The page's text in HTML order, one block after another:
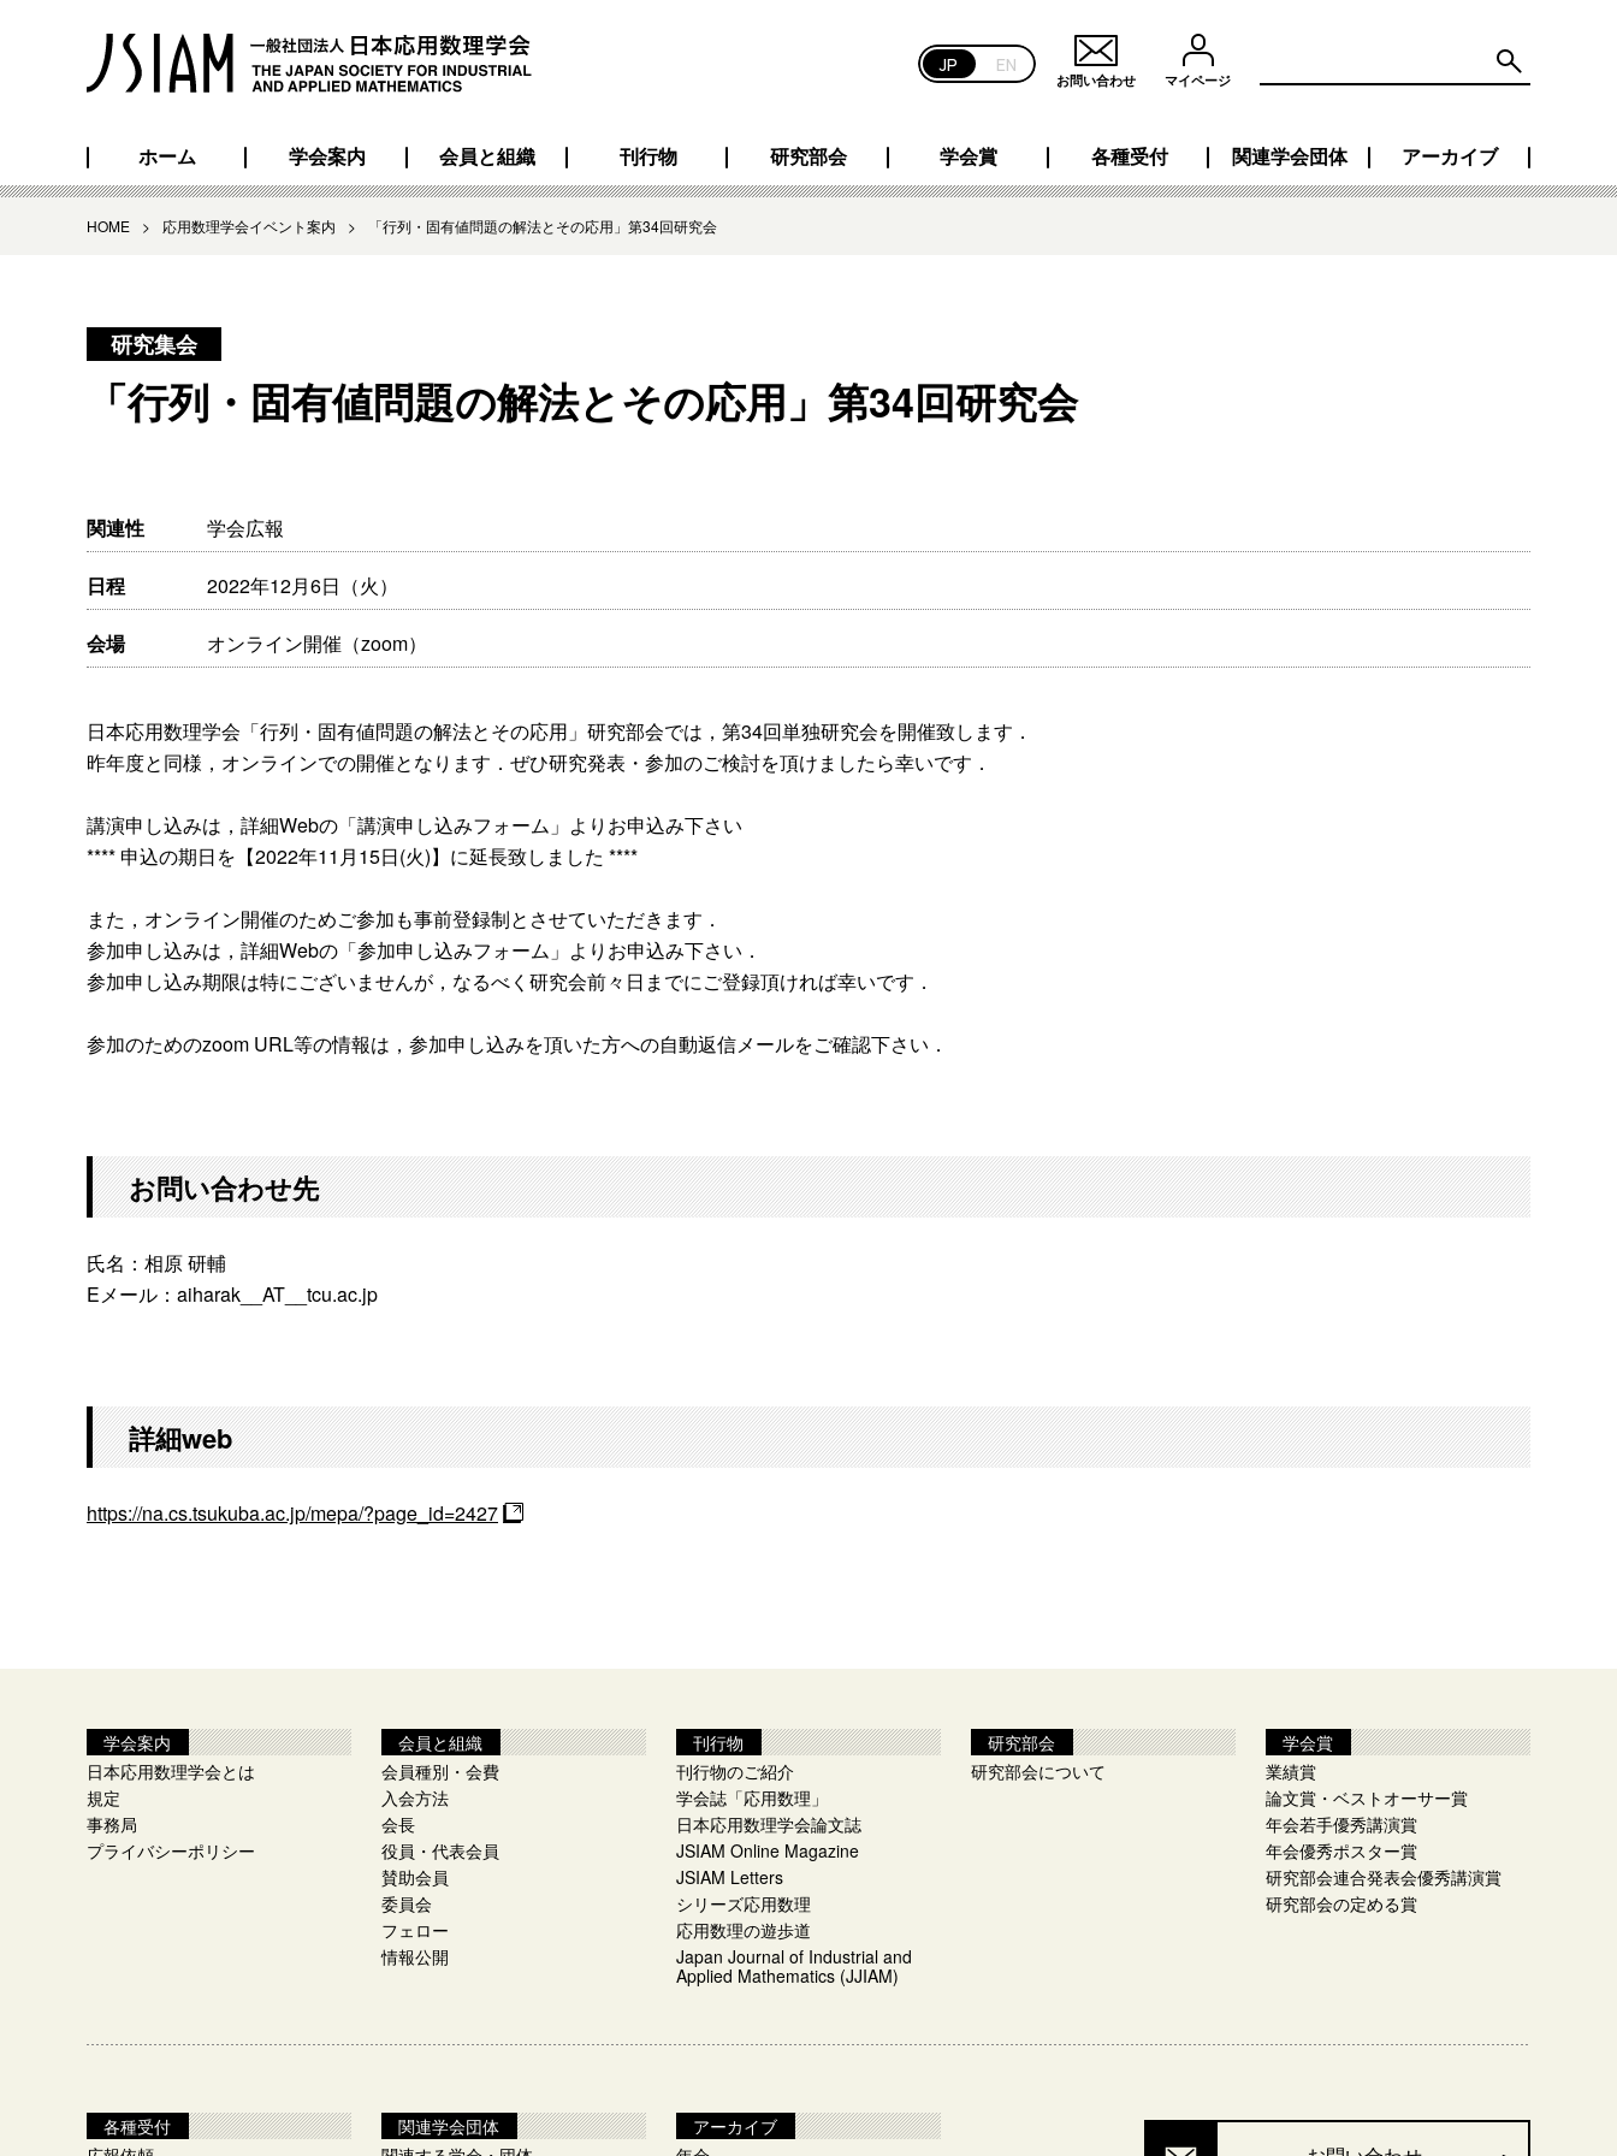
JP EN
お問い合わせ マイページ
ホーム 学会案内 会員と組織 刊行物 研究部会 学会賞 各種受付 関連学会団体 アーカイブ
HOME > 応用数理学会イベント案内 > 「行列・固有値問題の解法とその応用」第34回研究会
研究集会
「行列・固有値問題の解法とその応用」第34回研究会
関連性 学会広報
日程 2022年12月6日（火）
会場 オンライン開催（zoom）
日本応用数理学会「行列・固有値問題の解法とその応用」研究部会では，第34回単独研究会を開催致します．
昨年度と同様，オンラインでの開催となります．ぜひ研究発表・参加のご検討を頂けましたら幸いです．
講演申し込みは，詳細Webの「講演申し込みフォーム」よりお申込み下さい
**** 申込の期日を【2022年11月15日(火)】に延長致しました ****
また，オンライン開催のためご参加も事前登録制とさせていただきます．
参加申し込みは，詳細Webの「参加申し込みフォーム」よりお申込み下さい．
参加申し込み期限は特にございませんが，なるべく研究会前々日までにご登録頂ければ幸いです．
参加のためのzoom URL等の情報は，参加申し込みを頂いた方への自動返信メールをご確認下さい．
お問い合わせ先
氏名：相原 研輔
Eメール：aiharak__AT__tcu.ac.jp
詳細web
https://na.cs.tsukuba.ac.jp/mepa/?page_id=2427
学会案内
日本応用数理学会とは
規定
事務局
プライバシーポリシー
会員と組織
会員種別・会費
入会方法
会長
役員・代表会員
賛助会員
委員会
フェロー
情報公開
刊行物
刊行物のご紹介
学会誌「応用数理」
日本応用数理学会論文誌
JSIAM Online Magazine
JSIAM Letters
シリーズ応用数理
応用数理の遊歩道
Japan Journal of Industrial and
Applied Mathematics (JJIAM)
研究部会
研究部会について
学会賞
業績賞
論文賞・ベストオーサー賞
年会若手優秀講演賞
年会優秀ポスター賞
研究部会連合発表会優秀講演賞
研究部会の定める賞
各種受付
関連学会団体
アーカイブ